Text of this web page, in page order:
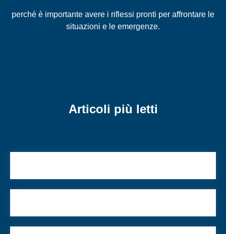
perché è importante avere i riflessi pronti per affrontare le
situazioni e le emergenze.
Articoli più letti